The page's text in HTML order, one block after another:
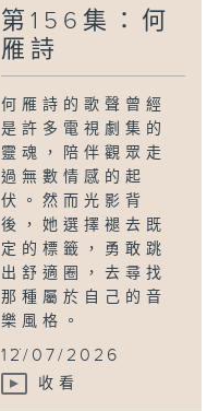
第156集：何
雁詩
何雁詩的歌聲曾經
是許多電視劇集的
靈魂，陪伴觀眾走
過無數情感的起
伏。然而光影背
後，她選擇褪去既
定的標籤，勇敢跳
出舒適圈，去尋找
那種屬於自己的音
樂風格。
...
12/07/2026
收看